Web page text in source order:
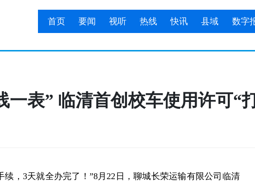
首页 要闻 视听 热线 快讯 县域 数字
一表” 临清首创校车使用许可“
，3天就全办完了！”8月22日，聊城长荣运输有限公司临清